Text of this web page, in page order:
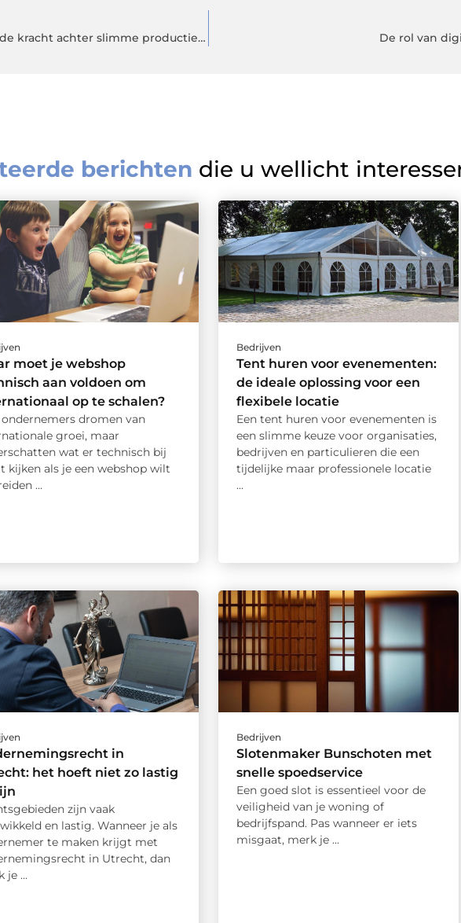
Een leverancier van aandrijfcomponenten als drijvende kracht achter slimme productieprocessen De rol van
berichten die u wellicht
moet je webshop
aan voldoen om
op te schalen?
ondernemers dromen van
groei, maar
wat er technisch bij
kijken als je een webshop wilt
...
Bedrijven
Tent huren voor evenementen:
de ideale oplossing voor een
flexibele locatie
Een tent huren voor evenementen is
een slimme keuze voor organisaties,
bedrijven en particulieren die een
tijdelijke maar professionele locatie
...
in
het hoeft niet zo lastig
zijn vaak
en lastig. Wanneer je als
te maken krijgt met
in Utrecht, dan
je ...
Bedrijven
Slotenmaker Bunschoten met
snelle spoedservice
Een goed slot is essentieel voor de
veiligheid van je woning of
bedrijfspand. Pas wanneer er iets
misgaat, merk je ...